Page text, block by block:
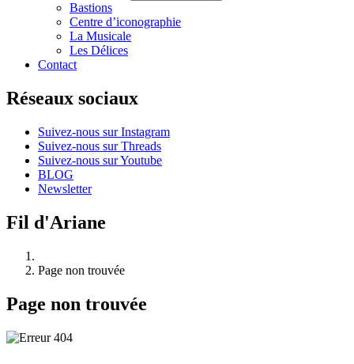
Bastions
Centre d’iconographie
La Musicale
Les Délices
Contact
Réseaux sociaux
Suivez-nous sur Instagram
Suivez-nous sur Threads
Suivez-nous sur Youtube
BLOG
Newsletter
Fil d'Ariane
Page non trouvée
Page non trouvée